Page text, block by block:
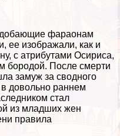
фараонам
ее изображали, как и
с атрибутами Осириса,
бородой. После cмepти
замуж за сводного
в довольно раннем
стал
из младших жен
правила